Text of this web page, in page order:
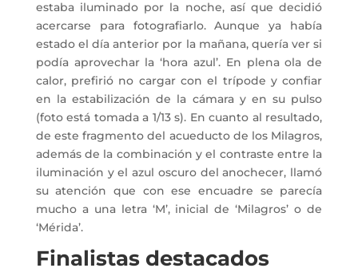
estaba iluminado por la noche, así que decidió
acercarse para fotografiarlo. Aunque ya había
estado el día anterior por la mañana, quería ver si
podía aprovechar la ‘hora azul’. En plena ola de
calor, prefirió no cargar con el trípode y confiar
en la estabilización de la cámara y en su pulso
(foto está tomada a 1/13 s). En cuanto al resultado,
de este fragmento del acueducto de los Milagros,
además de la combinación y el contraste entre la
iluminación y el azul oscuro del anochecer, llamó
su atención que con ese encuadre se parecía
mucho a una letra ‘M’, inicial de ‘Milagros’ o de
‘Mérida’.
Finalistas destacados